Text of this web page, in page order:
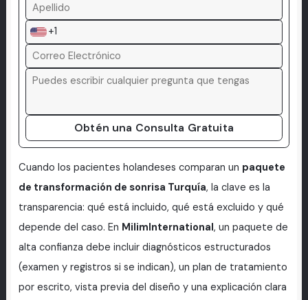
+1
Obtén una Consulta Gratuita
Cuando los pacientes holandeses comparan un paquete
de transformación de sonrisa Turquía, la clave es la
transparencia: qué está incluido, qué está excluido y qué
depende del caso. En MilimInternational, un paquete de
alta confianza debe incluir diagnósticos estructurados
(examen y registros si se indican), un plan de tratamiento
por escrito, vista previa del diseño y una explicación clara